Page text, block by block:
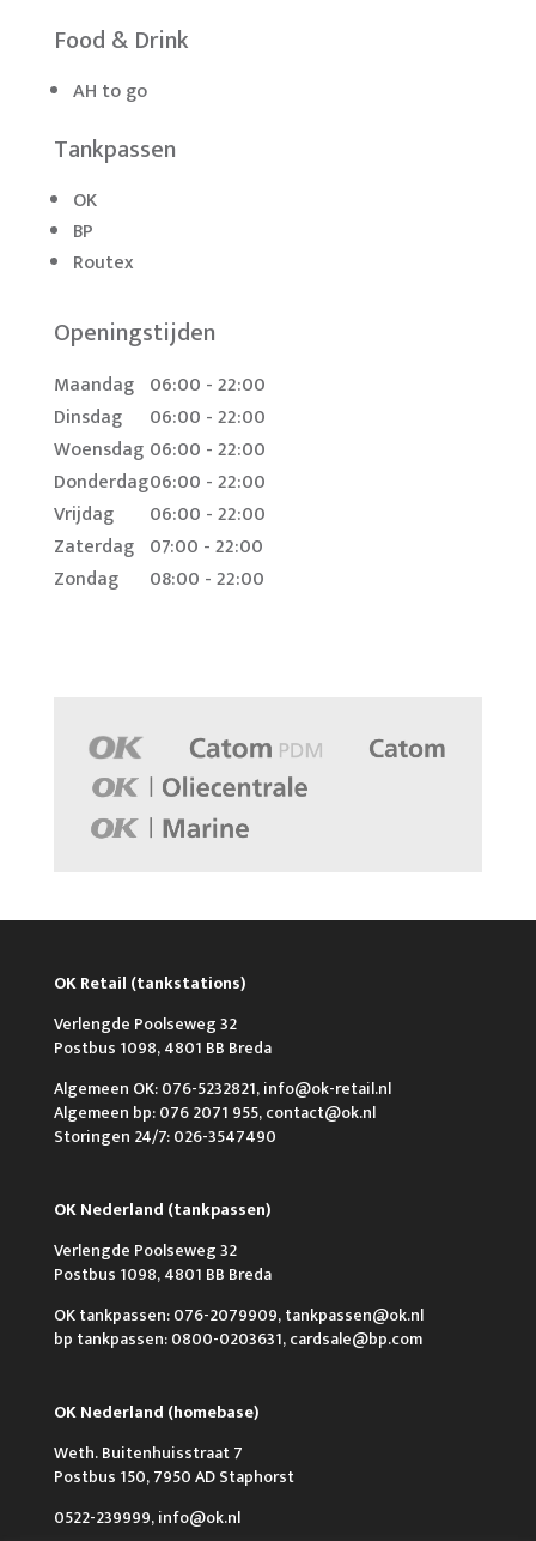
Food & Drink
AH to go
Tankpassen
OK
BP
Routex
Openingstijden
Maandag 06:00 - 22:00
Dinsdag
06:00 - 22:00
Woensdag 06:00 - 22:00
Donderdag06:00 - 22:00
Vrijdag
06:00 - 22:00
Zaterdag 07:00 - 22:00
Zondag
08:00 - 22:00
OK Retail (tankstations)
Verlengde Poolseweg 32
Postbus 1098, 4801 BB Breda
Algemeen OK: 076-5232821, info@ok-retail.nl
Algemeen bp: 076 2071 955, contact@ok.nl
Storingen 24/7: 026-3547490
OK Nederland (tankpassen)
Verlengde Poolseweg 32
Postbus 1098, 4801 BB Breda
OK tankpassen: 076-2079909, tankpassen@ok.nl
bp tankpassen: 0800-0203631, cardsale@bp.com
OK Nederland (homebase)
Weth. Buitenhuisstraat 7
Postbus 150, 7950 AD Staphorst
0522-239999, info@ok.nl